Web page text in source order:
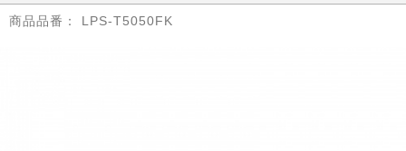
商品品番： LPS-T5050FK